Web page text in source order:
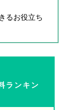
るお役立ち
ランキン